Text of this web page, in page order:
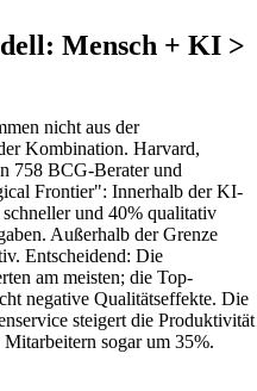
Mensch + KI >
nicht aus der
Kombination. Harvard,
758 BCG-Berater und
Frontier": Innerhalb der KI-
und 40% qualitativ
Außerhalb der Grenze
Entscheidend: Die
am meisten; die Top-
negative Qualitätseffekte. Die
steigert die Produktivität
sogar um 35%.